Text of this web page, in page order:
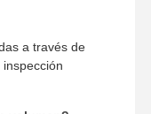
a través de